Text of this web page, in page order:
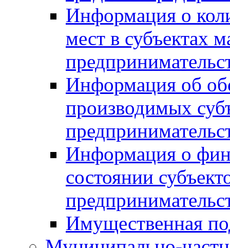
Информация о
мест в субъектах
Информация об
производимых
Информация о
состоянии
Имущественная